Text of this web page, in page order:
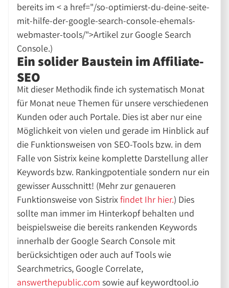
bereits im < a href="/so-optimierst-du-deine-seite-
mit-hilfe-der-google-search-console-ehemals-
webmaster-tools/">Artikel zur Google Search
Console.)
Ein solider Baustein im Affiliate-
SEO
Mit dieser Methodik finde ich systematisch Monat
für Monat neue Themen für unsere verschiedenen
Kunden oder auch Portale. Dies ist aber nur eine
Möglichkeit von vielen und gerade im Hinblick auf
die Funktionsweisen von SEO-Tools bzw. in dem
Falle von Sistrix keine komplette Darstellung aller
Keywords bzw. Rankingpotentiale sondern nur ein
gewisser Ausschnitt! (Mehr zur genaueren
Funktionsweise von Sistrixfindet Ihr hier.) Dies
sollte man immer im Hinterkopf behalten und
beispielsweise die bereits rankenden Keywords
innerhalb der Google Search Console mit
berücksichtigen oder auch auf Tools wie
Searchmetrics, Google Correlate,
answerthepublic.com sowie auf keywordtool.io